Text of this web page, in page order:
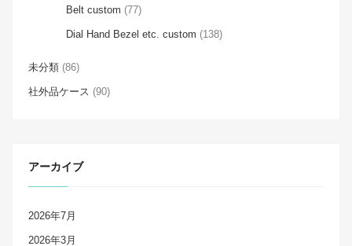
Belt custom (77)
Dial Hand Bezel etc. custom (138)
未分類 (86)
社外品ケース (90)
アーカイブ
2026年7月
2026年3月